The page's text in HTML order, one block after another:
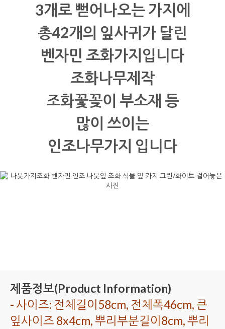
3개로 뻗어나오는 가지에
총42개의 잎사귀가 달린
벤자민 조화가지입니다
조화나무제작
조화꽃꽂이 부소재 등
많이 쓰이는
인조나무가지 입니다
제품정보(Product Information)
- 사이즈: 전체길이58cm, 전체폭46cm, 큰
잎사이즈 8x4cm, 뿌리부분길이8cm, 뿌리